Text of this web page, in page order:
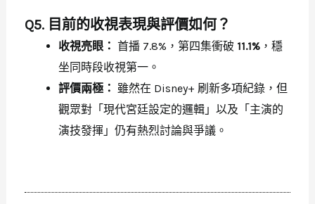
Q5. 目前的收視表現與評價如何？
收視亮眼： 首播 7.8%，第四集衝破 11.1%，穩
坐同時段收視第一。
評價兩極： 雖然在 Disney+ 刷新多項紀錄，但
觀眾對「現代宮廷設定的邏輯」以及「主演的
演技發揮」仍有熱烈討論與爭議。